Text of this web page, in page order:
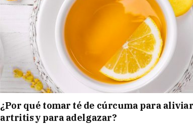
¿Por qué tomar té de cúrcuma para
artritis y para adelgazar?